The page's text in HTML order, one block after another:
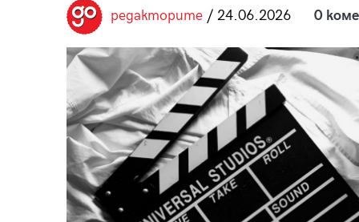
редакторите/ 24.06.2026 0
28/29